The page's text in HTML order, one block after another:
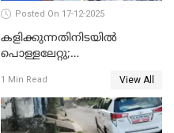
Posted On 17-12-2025
കളിക്കുന്നതിനിടയിൽ
പൊള്ളലേറ്റു;
ക്ലാസ് വിദ്യാർത്ഥിനി മരിച്ചു
1 Min Read View All